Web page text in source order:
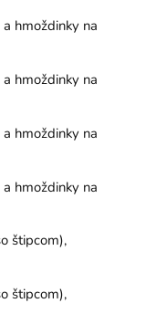
hmoždinky na
hmoždinky na
hmoždinky na
hmoždinky na
štipcom),
štipcom),